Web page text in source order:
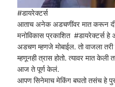
#डायरेक्टर्स
आताच अनेक अडचणींवर मात करून
मनोविकास प्रकाशित #डायरेक्टर्स
अडचण म्हणजे मोबाईल. तो वाजला तरी
म्हणूनही त्रास होतो. त्यावर मात
आज ते पूर्ण केलं.
आपण सिनेमाच मेकिंग बघतो तसंच हे